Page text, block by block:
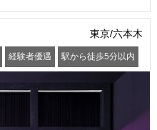
東京/六本木
経験者優遇 駅から徒歩5分以内